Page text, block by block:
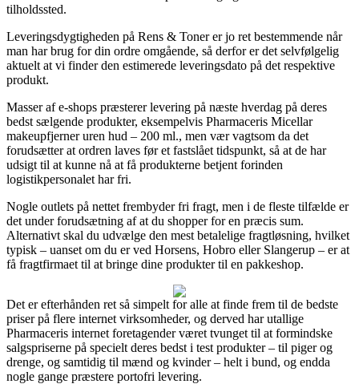
tilholdssted.
Leveringsdygtigheden på Rens & Toner er jo ret bestemmende når
man har brug for din ordre omgående, så derfor er det selvfølgelig
aktuelt at vi finder den estimerede leveringsdato på det respektive
produkt.
Masser af e-shops præsterer levering på næste hverdag på deres
bedst sælgende produkter, eksempelvis Pharmaceris Micellar
makeupfjerner uren hud – 200 ml., men vær vagtsom da det
forudsætter at ordren laves før et fastslået tidspunkt, så at de har
udsigt til at kunne nå at få produkterne betjent forinden
logistikpersonalet har fri.
Nogle outlets på nettet frembyder fri fragt, men i de fleste tilfælde er
det under forudsætning af at du shopper for en præcis sum.
Alternativt skal du udvælge den mest betalelige fragtløsning, hvilket
typisk – uanset om du er ved Horsens, Hobro eller Slangerup – er at
få fragtfirmaet til at bringe dine produkter til en pakkeshop.
Det er efterhånden ret så simpelt for alle at finde frem til de bedste
priser på flere internet virksomheder, og derved har utallige
Pharmaceris internet foretagender været tvunget til at formindske
salgspriserne på specielt deres bedst i test produkter – til piger og
drenge, og samtidig til mænd og kvinder – helt i bund, og endda
nogle gange præstere portofri levering.